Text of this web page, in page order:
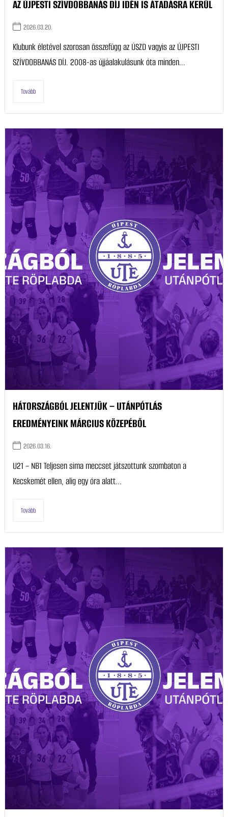
AZ ÚJPESTI SZÍVDOBBANÁS DÍJ IDÉN IS ÁTADÁSRA KERÜL
2026.03.20.
Klubunk életével szorosan összefügg az ÚSZD vagyis az ÚJPESTI
SZÍVDOBBANÁS DÍJ. 2008-as újjáalakulásunk óta minden...
Tovább
HÁTORSZÁGBÓL JELENTJÜK – UTÁNPÓTLÁS
EREDMÉNYEINK MÁRCIUS KÖZEPÉBŐL
2026.03.16.
U21 – NB1 Teljesen sima meccset játszottunk szombaton a
Kecskemét ellen, alig egy óra alatt...
Tovább